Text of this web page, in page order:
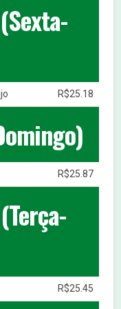
R$25.18
R$25.87
R$25.45